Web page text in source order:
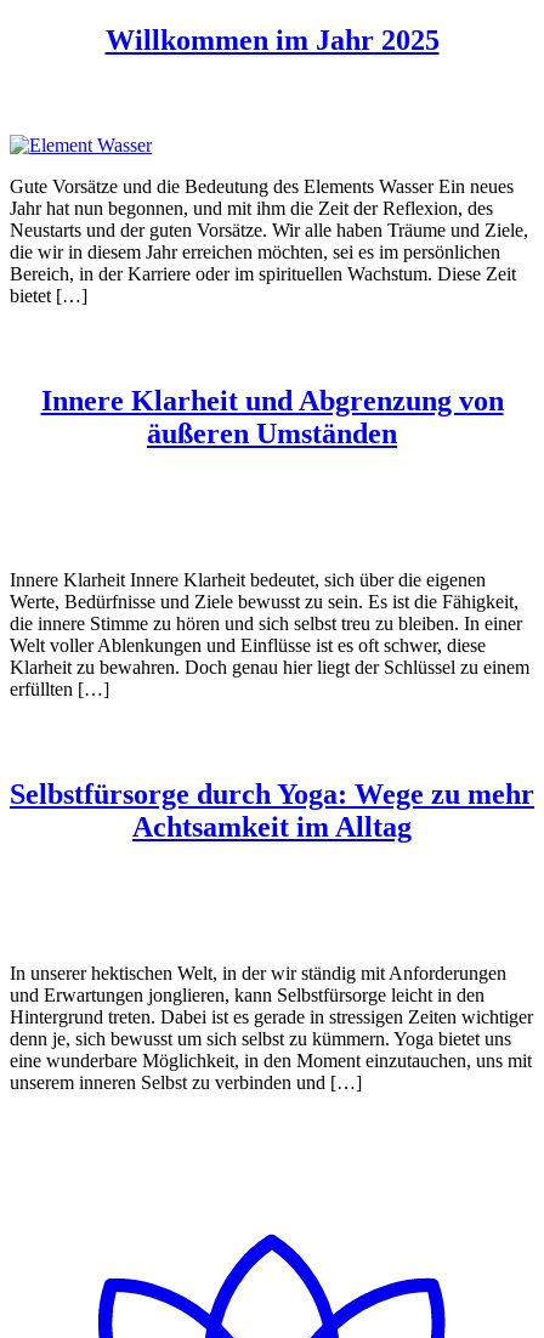
Willkommen im Jahr 2025
Gute Vorsätze und die Bedeutung des Elements Wasser Ein neues
Jahr hat nun begonnen, und mit ihm die Zeit der Reflexion, des
Neustarts und der guten Vorsätze. Wir alle haben Träume und Ziele,
die wir in diesem Jahr erreichen möchten, sei es im persönlichen
Bereich, in der Karriere oder im spirituellen Wachstum. Diese Zeit
bietet […]
Innere Klarheit und Abgrenzung von
äußeren Umständen
Innere Klarheit Innere Klarheit bedeutet, sich über die eigenen
Werte, Bedürfnisse und Ziele bewusst zu sein. Es ist die Fähigkeit,
die innere Stimme zu hören und sich selbst treu zu bleiben. In einer
Welt voller Ablenkungen und Einflüsse ist es oft schwer, diese
Klarheit zu bewahren. Doch genau hier liegt der Schlüssel zu einem
erfüllten […]
Selbstfürsorge durch Yoga: Wege zu mehr
Achtsamkeit im Alltag
In unserer hektischen Welt, in der wir ständig mit Anforderungen
und Erwartungen jonglieren, kann Selbstfürsorge leicht in den
Hintergrund treten. Dabei ist es gerade in stressigen Zeiten wichtiger
denn je, sich bewusst um sich selbst zu kümmern. Yoga bietet uns
eine wunderbare Möglichkeit, in den Moment einzutauchen, uns mit
unserem inneren Selbst zu verbinden und […]